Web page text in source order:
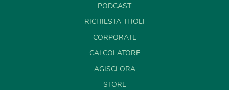
PODCAST
RICHIESTA TITOLI
CORPORATE
CALCOLATORE
AGISCI ORA
STORE